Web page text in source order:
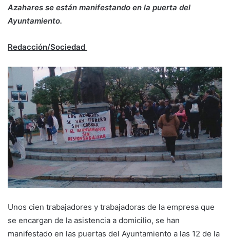
Azahares se están manifestando en la puerta del
Ayuntamiento.
Redacción/Sociedad
Unos cien trabajadores y trabajadoras de la empresa que
se encargan de la asistencia a domicilio, se han
manifestado en las puertas del Ayuntamiento a las 12 de la